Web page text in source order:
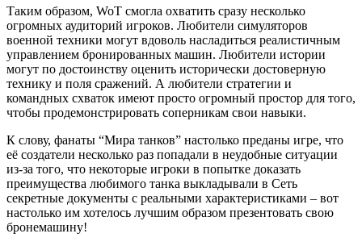
Таким образом, WoT смогла охватить сразу несколько
огромных аудиторий игроков. Любители симуляторов
военной техники могут вдоволь насладиться реалистичным
управлением бронированных машин. Любители истории
могут по достоинству оценить исторически достоверную
технику и поля сражений. А любители стратегии и
командных схваток имеют просто огромный простор для того,
чтобы продемонстрировать соперникам свои навыки.
К слову, фанаты “Мира танков” настолько преданы игре, что
её создатели несколько раз попадали в неудобные ситуации
из-за того, что некоторые игроки в попытке доказать
преимущества любимого танка выкладывали в Сеть
секретные документы с реальными характеристиками – вот
настолько им хотелось лучшим образом презентовать свою
бронемашину!